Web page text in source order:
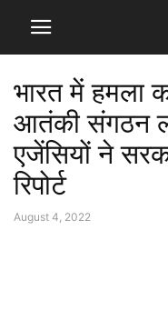
भारत में हमला
आतंकी संगठन
एजेंसियों ने
रिपोर्ट
August 4, 2022